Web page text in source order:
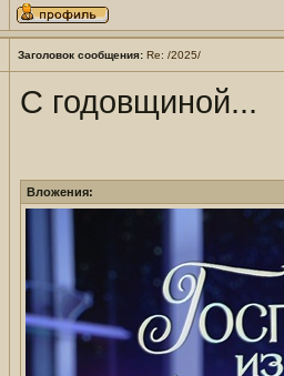
Заголовок сообщения: Re: /2025/
С годовщиной...
Вложения: